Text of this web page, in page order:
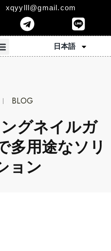
xqyylll@gmail.com
日本語
BLOG
グネイルガ
多用途なソリ
ョン